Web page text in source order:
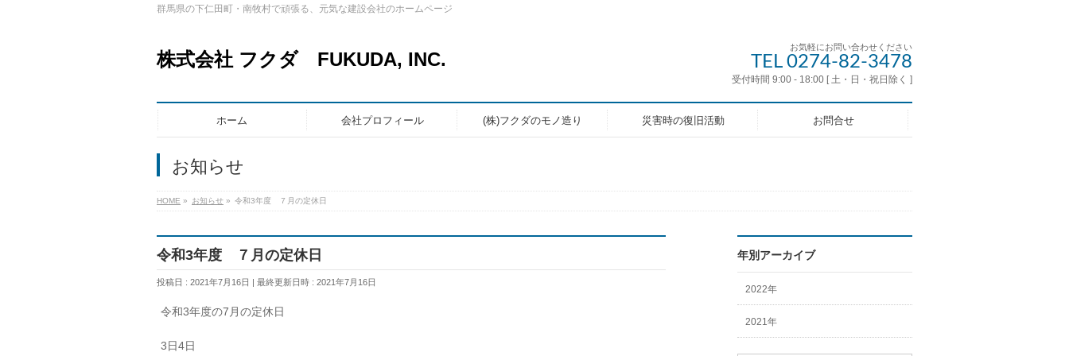
群馬県の下仁田町・南牧村で頑張る、元気な建設会社のホームページ
株式会社 フクダ FUKUDA, INC.
お気軽にお問い合わせください
TEL 0274-82-3478
受付時間 9:00 - 18:00 [ 土・日・祝日除く ]
ホーム 会社プロフィール (株)フクダのモノ造り 災害時の復旧活動 お問合せ
お知らせ
HOME » お知らせ » 令和3年度 ７月の定休日
令和3年度 ７月の定休日
投稿日 : 2021年7月16日 最終更新日時 : 2021年7月16日
令和3年度の7月の定休日
3日4日
年別アーカイブ
2022年
2021年